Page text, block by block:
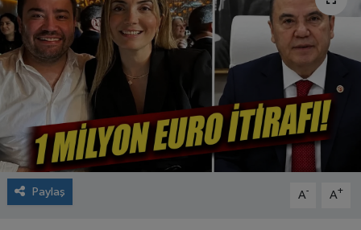
Paylaş A- A+